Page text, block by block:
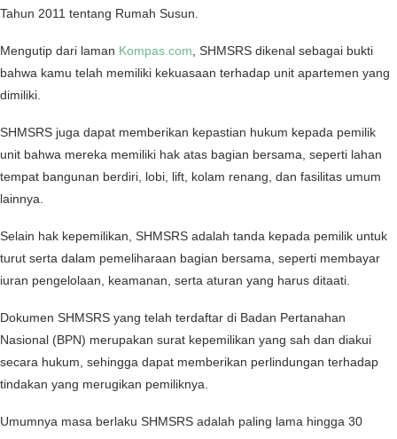
Tahun 2011 tentang Rumah Susun.
Mengutip dari laman Kompas.com, SHMSRS dikenal sebagai bukti
bahwa kamu telah memiliki kekuasaan terhadap unit apartemen yang
dimiliki.
SHMSRS juga dapat memberikan kepastian hukum kepada pemilik
unit bahwa mereka memiliki hak atas bagian bersama, seperti lahan
tempat bangunan berdiri, lobi, lift, kolam renang, dan fasilitas umum
lainnya.
Selain hak kepemilikan, SHMSRS adalah tanda kepada pemilik untuk
turut serta dalam pemeliharaan bagian bersama, seperti membayar
iuran pengelolaan, keamanan, serta aturan yang harus ditaati.
Dokumen SHMSRS yang telah terdaftar di Badan Pertanahan
Nasional (BPN) merupakan surat kepemilikan yang sah dan diakui
secara hukum, sehingga dapat memberikan perlindungan terhadap
tindakan yang merugikan pemiliknya.
Umumnya masa berlaku SHMSRS adalah paling lama hingga 30